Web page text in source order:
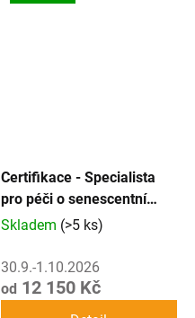
Certifikace - Specialista
pro péči o senescentní
stromy - PRAKTIK
Skladem (>5 ks)
30.9.-1.10.2026
od 12 150 Kč